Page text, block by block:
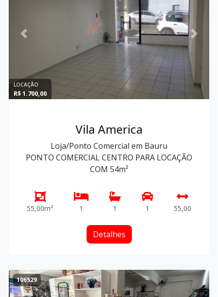
Previous Next
LOCAÇÃO
R$ 1.700,00
Vila America
Loja/Ponto Comercial em Bauru
PONTO COMERCIAL CENTRO PARA LOCAÇÃO
COM 54m²
55,00m² 1 1 1 55,00
Detalhes
106529